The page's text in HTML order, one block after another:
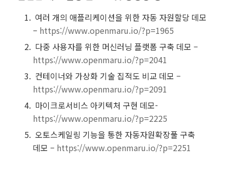
여러 개의 애플리케이션을 위한 자동 자원할당 데모
– https://www.openmaru.io/?p=1965
다중 사용자를 위한 머신러닝 플랫폼 구축 데모 –
https://www.openmaru.io/?p=2041
컨테이너와 가상화 기술 집적도 비교 데모 –
https://www.openmaru.io/?p=2091
마이크로서비스 아키텍처 구현 데모-
https://www.openmaru.io/?p=2225
오토스케일링 기능을 통한 자동자원확장풀 구축
데모 – https://www.openmaru.io/?p=2251